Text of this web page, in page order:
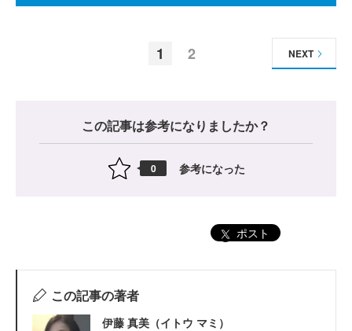
1 2 NEXT
この記事は参考になりましたか？
0 参考になった
ポスト
この記事の著者
伊藤 真美（イトウ マミ）